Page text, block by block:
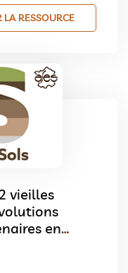
LA RESSOURCE
vieilles
en
matières